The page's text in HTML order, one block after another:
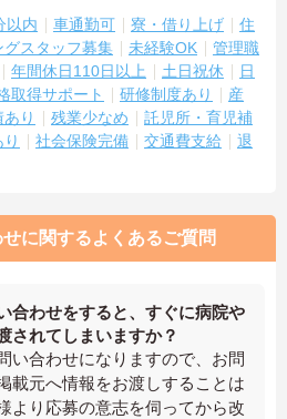
以内 車通勤可 寮・借り上げ
住
グスタッフ募集 未経験OK
管理職
年間休日110日以上 土日祝休
日
取得サポート 研修制度あり
産
り
残業少なめ
託児所・育児補
社会保険完備 交通費支給
退
に関するよくあるご質問
合わせをすると、すぐに病院や
されてしまいますか？
い合わせになりますので、お問
載元へ情報をお渡しすることは
より応募の意志を伺ってから改